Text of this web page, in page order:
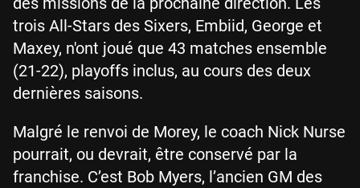
trois All-Stars des Sixers, Embiid, George et
Maxey, n'ont joué que 43 matches ensemble
(21-22), playoffs inclus, au cours des deux
dernières saisons.
Malgré le renvoi de Morey, le coach Nick Nurse
pourrait, ou devrait, être conservé par la
franchise. C’est Bob Myers, l’ancien GM des